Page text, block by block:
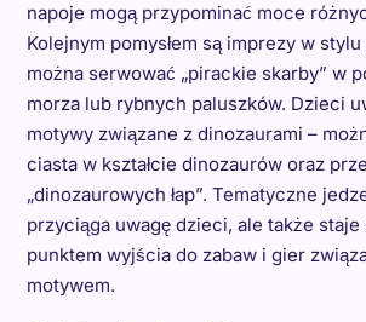
napoje mogą przypominać moce
Kolejnym pomysłem są imprezy w
można serwować „pirackie skarby” w
morza lub rybnych paluszków. Dzieci
motywy związane z dinozaurami –
ciasta w kształcie dinozaurów oraz
„dinozaurowych łap”. Tematyczne
przyciąga uwagę dzieci, ale także staje
punktem wyjścia do zabaw i gier
motywem.